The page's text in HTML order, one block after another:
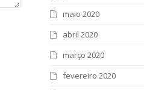
maio 2020
abril 2020
março 2020
fevereiro 2020